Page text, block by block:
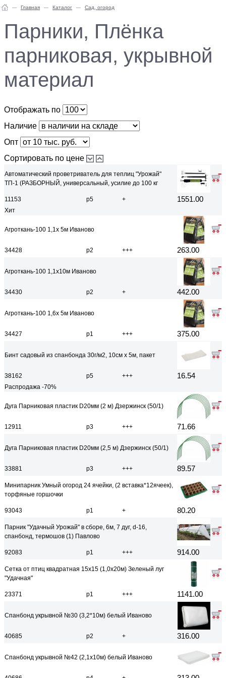
Главная Каталог Сад, огород
Парники, Плёнка
парниковая, укрывной
материал
Отображать по
Наличие
Опт
Сортировать по цене
Автоматический проветриватель для теплиц "Урожай"
ТП-1 (РАЗБОРНЫЙ, универсальный, усилие до 100 кг
11153 р5 + 1551.00
Хит
Агроткань-100 1,1х 5м Иваново
34428 р2 +++ 263.00
Агроткань-100 1,1х10м Иваново
34430 р2 + 442.00
Агроткань-100 1,6х 5м Иваново
34427 р1 +++ 375.00
Бинт садовый из спанбонда 30г/м2, 10см x 5м, пакет
38162 р5 +++ 16.54
Распродажа -70%
Дуга Парниковая пластик D20мм (2 м) Дзержинск (50/1)
12911 р3 +++ 71.66
Дуга Парниковая пластик D20мм (2,5 м) Дзержинск (50/1)
33881 р3 +++ 89.57
Минипарник Умный огород 24 ячейки, (2 вставка*12ячеек),
торфяные горшочки
93043 р1 + 80.20
Парник "Удачный Урожай" в сборе, 6м, 7 дуг, d-16,
спанбонд, термошов (1) Павлово
92083 р1 +++ 914.00
Сетка от птиц квадратная 15х15 (1,0х20м) Зеленый луг
"Удачная"
23371 р1 +++ 1141.00
Спанбонд укрывной №30 (3,2*10м) белый Иваново
40685 р2 + 316.00
Спанбонд укрывной №42 (2,1х10м) белый Иваново